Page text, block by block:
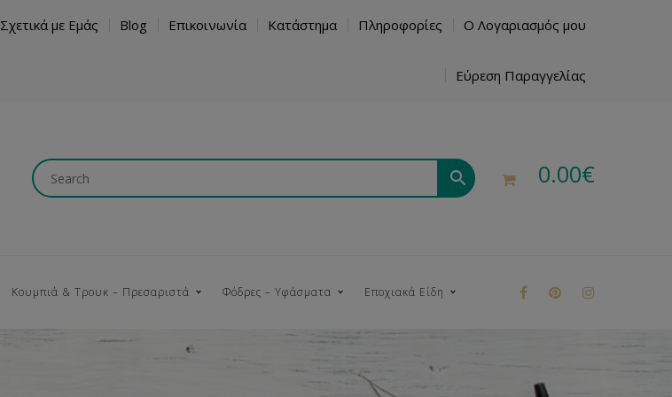
Σχετικά με Εμάς Blog Επικοινωνία Κατάστημα Πληροφορίες Ο Λογαριασμός μου
Εύρεση Παραγγελίας
0.00€
Κουμπιά & Τρουκ – Πρεσαριστά Φόδρες – Υφάσματα Εποχιακά Είδη